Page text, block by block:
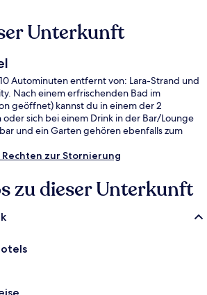
Unterkunft
Autominuten entfernt von: Lara-Strand und
Nach einem erfrischenden Bad im
geöffnet) kannst du in einem der 2
oder sich bei einem Drink in der Bar/Lounge
und ein Garten gehören ebenfalls zum
zur Stornierung
zu dieser Unterkunft